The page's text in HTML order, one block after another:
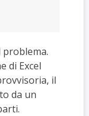
di Excel
il
da un